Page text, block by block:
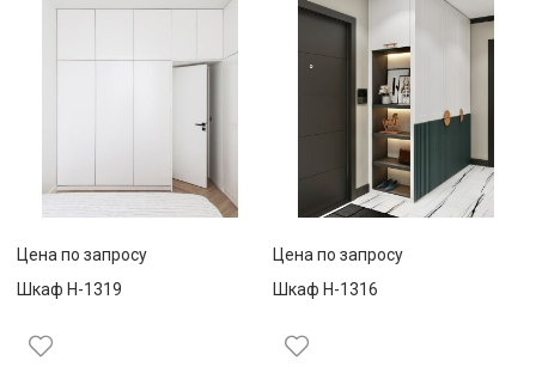
Цена по запросу
Шкаф Н-1319
Цена по запросу
Шкаф Н-1316